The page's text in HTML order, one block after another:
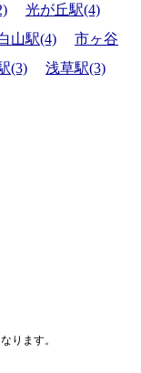
光が丘駅(4)
山駅(4)
市ヶ谷
(3) 浅草駅(3)
ります。